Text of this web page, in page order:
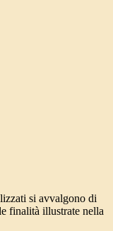
si avvalgono di
finalità illustrate nella